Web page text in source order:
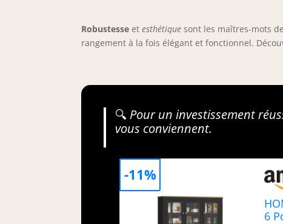
Robustesse etesthétique sont les maîtres-mots
rangement à la fois élégant et fonctionnel.
🔍 Pour un investissement
vous conviennent.
6
-11%